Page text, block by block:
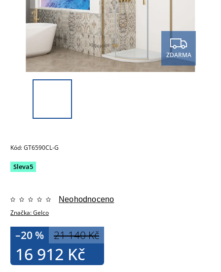
ZDARMA
Kód:GT6590CL-G
Sleva5
Značka:Gelco
Neohodnoceno
21 140 Kč
–20 %
16 912 Kč